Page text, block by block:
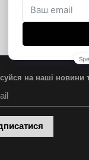
на наші новини